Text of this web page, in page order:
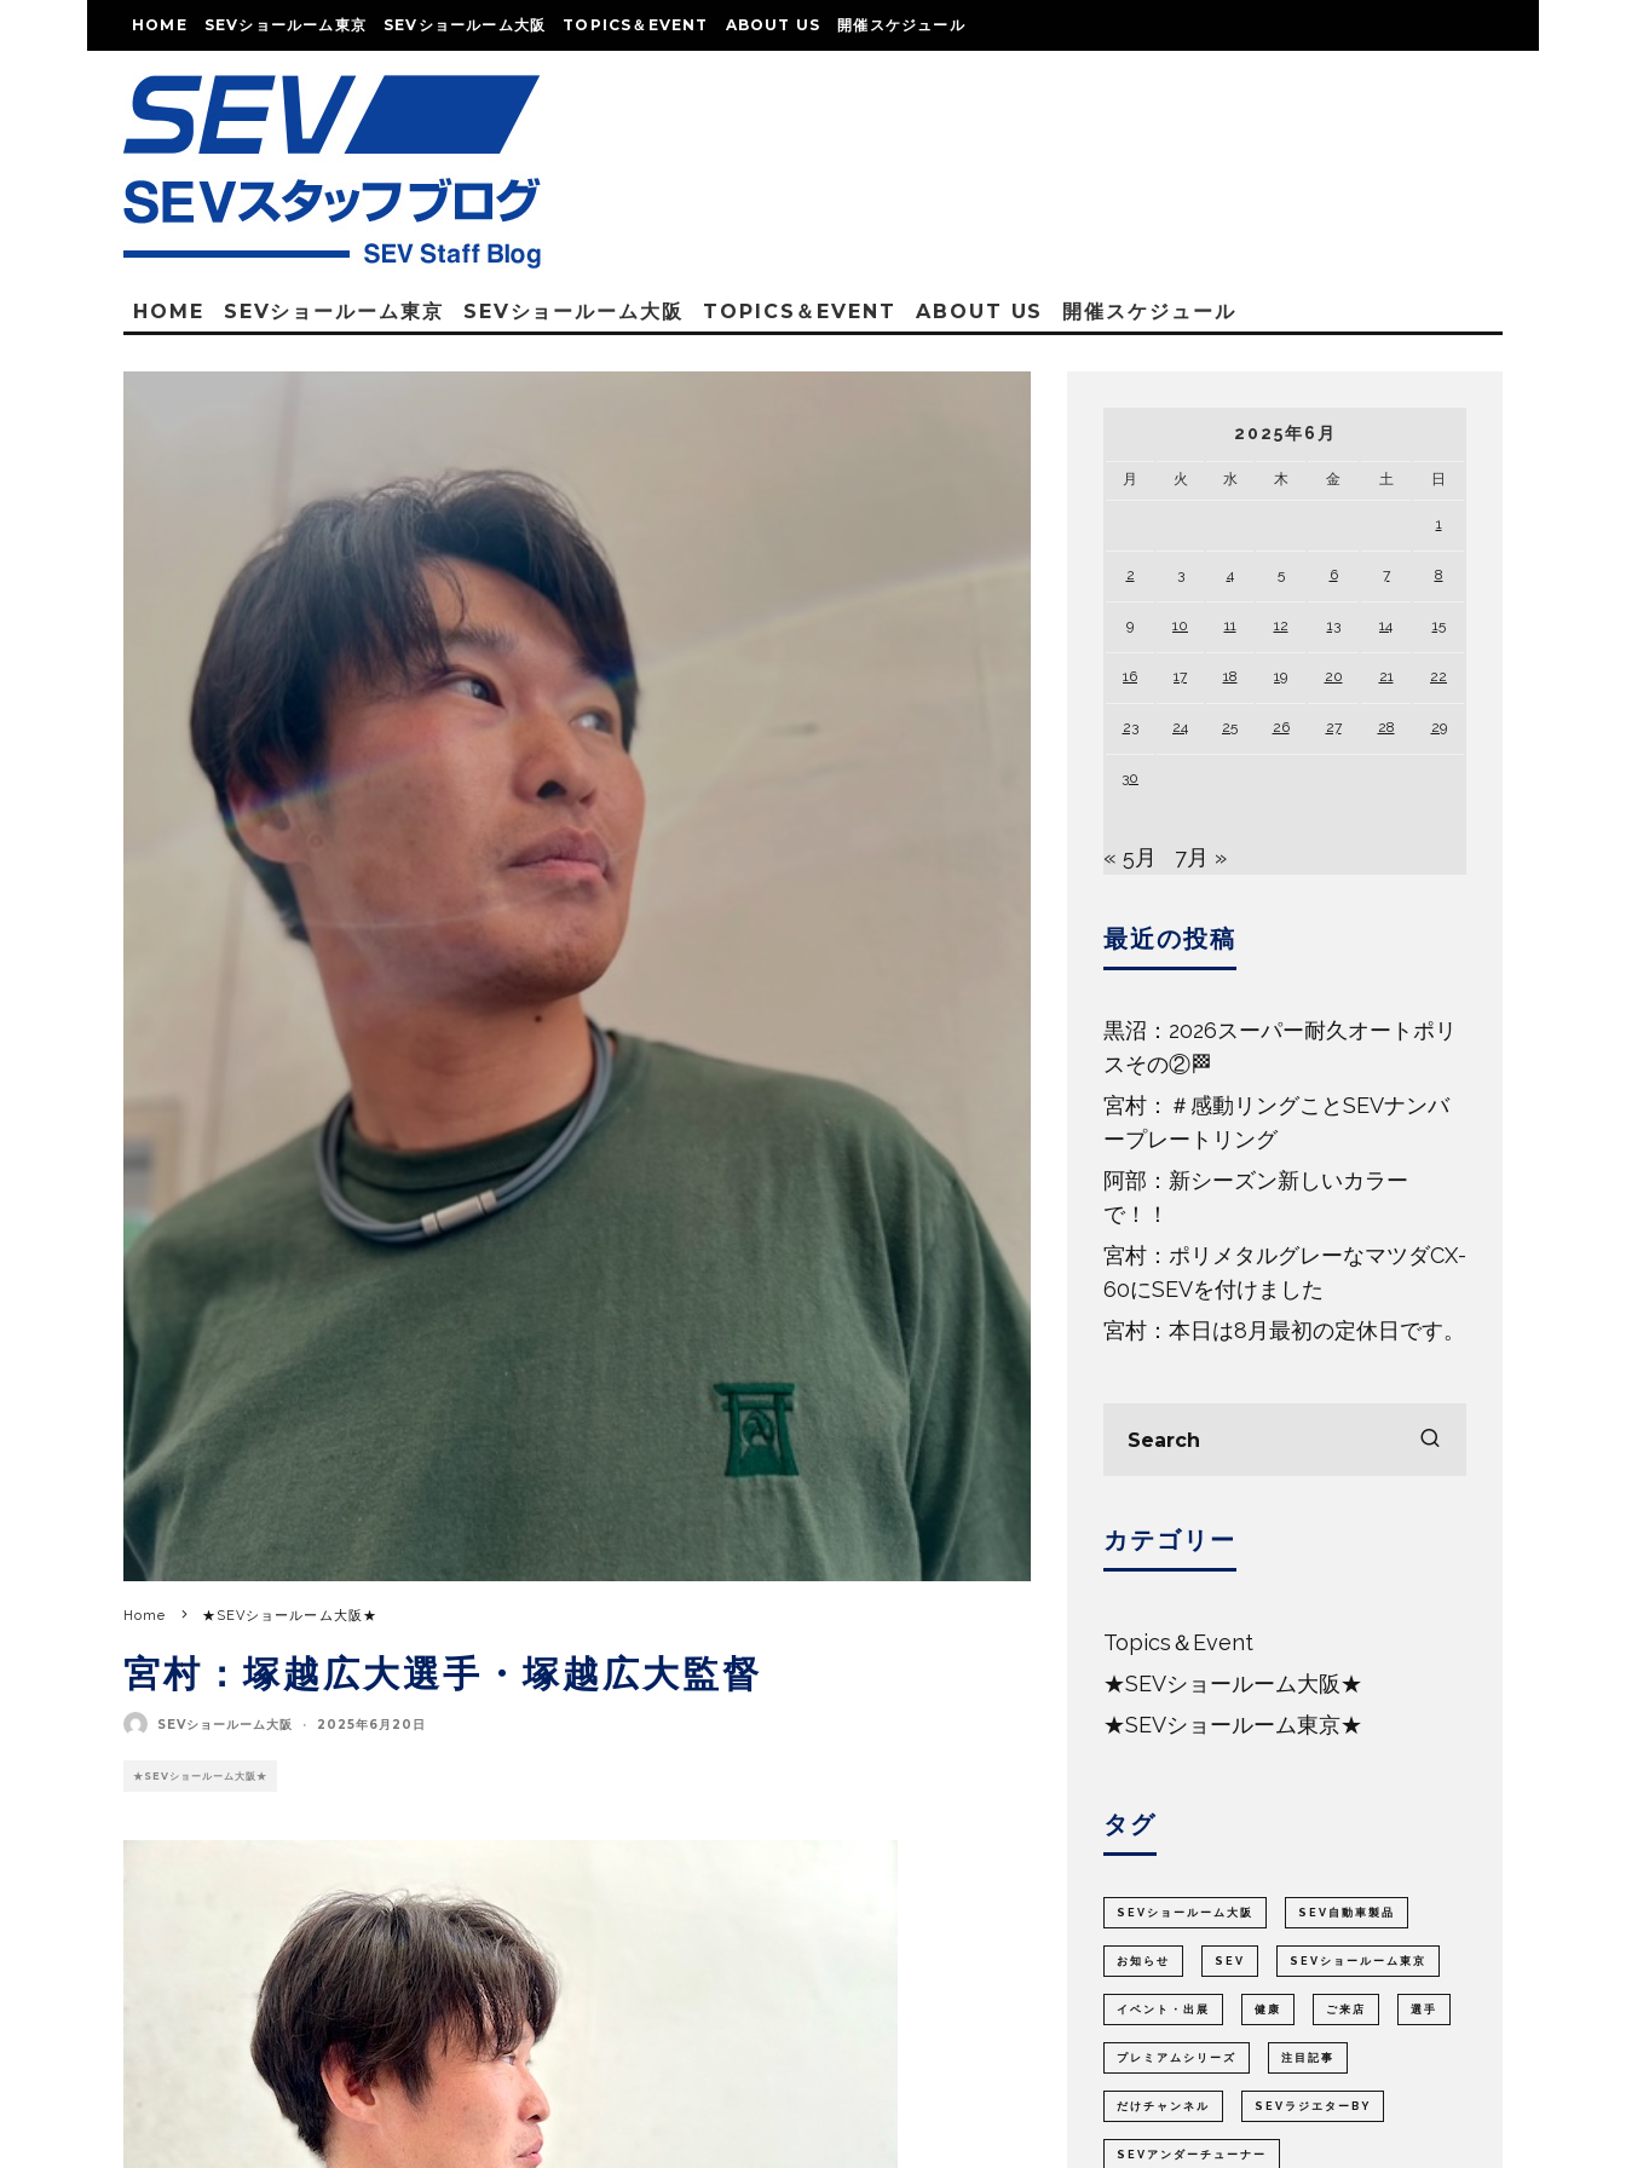
HOME SEVショールーム東京 SEVショールーム大阪 TOPICS＆EVENT ABOUT US 開催スケジュール
HOME SEVショールーム東京 SEVショールーム大阪 TOPICS＆EVENT ABOUT US 開催スケジュール
Home ★SEVショールーム大阪★
宮村：塚越広大選手・塚越広大監督
SEVショールーム大阪 · 2025年6月20日
★SEVショールーム大阪★
2025年6月
月 火 水 木 金 土 日
1
2 3 4 5 6 7 8
9 10 11 12 13 14 15
16 17 18 19 20 21 22
23 24 25 26 27 28 29
30
« 5月 7月 »
最近の投稿
黒沼：2026スーパー耐久オートポリ
スその②🏁
宮村：＃感動リングことSEVナンバ
ープレートリング
阿部：新シーズン新しいカラー
で！！
宮村：ポリメタルグレーなマツダCX-
60にSEVを付けました
宮村：本日は8月最初の定休日です。
カテゴリー
Topics＆Event
★SEVショールーム大阪★
★SEVショールーム東京★
タグ
SEVショールーム大阪 SEV自動車製品
お知らせ SEV SEVショールーム東京
イベント・出展 健康 ご来店 選手
プレミアムシリーズ 注目記事
だけチャンネル SEVラジエターBY
SEVアンダーチューナー